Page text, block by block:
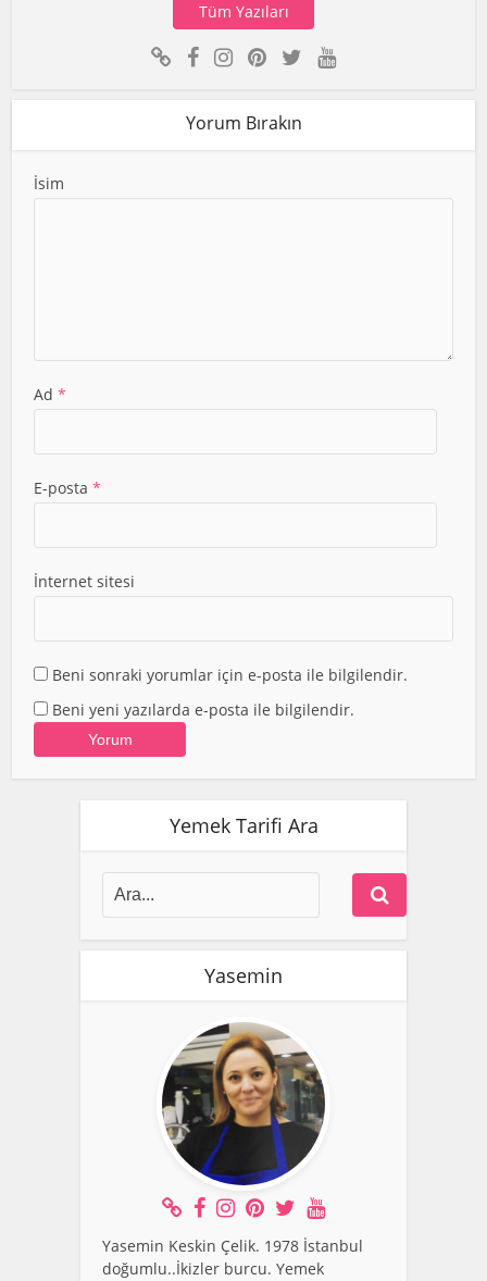
Tüm Yazıları
Yorum Bırakın
İsim
Ad*
E-posta*
İnternet sitesi
Beni sonraki yorumlar için e-posta ile bilgilendir.
Beni yeni yazılarda e-posta ile bilgilendir.
Yemek Tarifi Ara
Yasemin
Yasemin Keskin Çelik. 1978 İstanbul
doğumlu..İkizler burcu. Yemek